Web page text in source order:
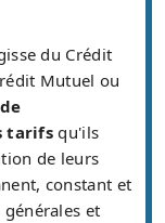
du Crédit
Mutuel ou
tarifs qu'ils
de leurs
constant et
et